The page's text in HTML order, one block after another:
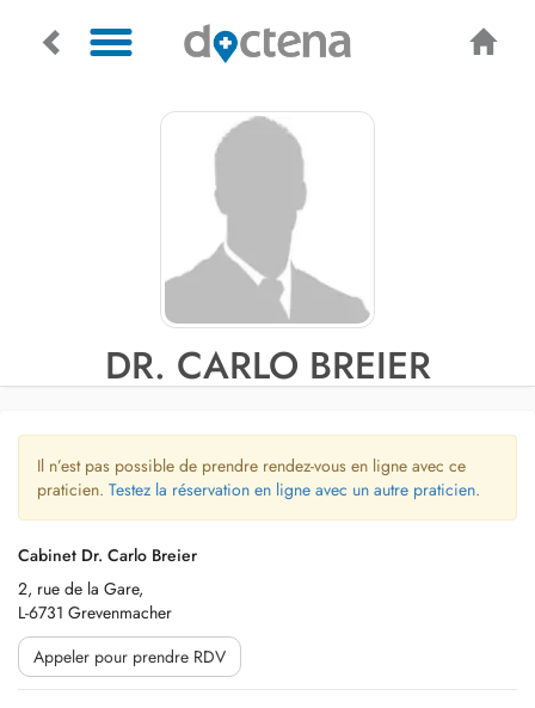
DR. CARLO BREIER
Il n’est pas possible de prendre rendez-vous en ligne avec ce
praticien. Testez la réservation en ligne avec un autre praticien.
Cabinet Dr. Carlo Breier
2, rue de la Gare,
L-6731 Grevenmacher
Appeler pour prendre RDV